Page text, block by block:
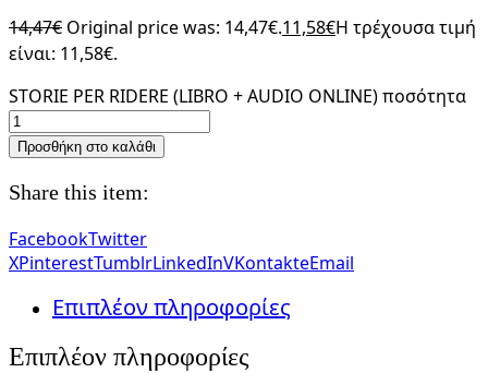
14,47€ Original price was: 14,47€.11,58€Η τρέχουσα τιμή
είναι: 11,58€.
STORIE PER RIDERE (LIBRO + AUDIO ONLINE) ποσότητα
Προσθήκη στο καλάθι
Share this item:
FacebookTwitter
XPinterestTumblrLinkedInVKontakteEmail
Επιπλέον πληροφορίες
Επιπλέον πληροφορίες